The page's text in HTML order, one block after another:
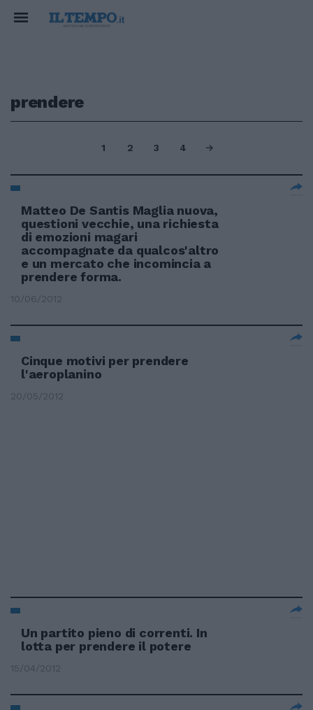
prendere
1 2 3 4
Matteo De Santis Maglia nuova,
questioni vecchie, una richiesta
di emozioni magari
accompagnate da qualcos'altro
e un mercato che incomincia a
prendere forma.
10/06/2012
Cinque motivi per prendere
l'aeroplanino
20/05/2012
Un partito pieno di correnti. In
lotta per prendere il potere
15/04/2012